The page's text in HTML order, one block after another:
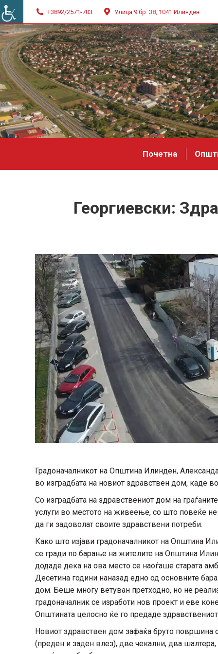
+3892/2571-703 Улица 9 бр. 38, 1041 Илинден
Почетна
Георгиевски:
Градоначалникот на Општина Илинден,
во изградбата на новиот здравствен дом, каде
Со изградбата на здравствениот дом на
услуги во местото на живеење, со што повеќе
да ги задоволат своите здравствени потреби.
Како што изјави градоначалникот на Општина
се гради по барање на жителите на Општина
додаде дека на ова место се наоѓаше старата
Десетина години наназад едно од основните
дом. Беше многу ветуван претходно, но не
градоначалник се изработи нов проект и еве
Општината целосно ќе го предаде
Новиот здравствен дом зафаќа бруто површина
(преден и заден влез), две чекални, два